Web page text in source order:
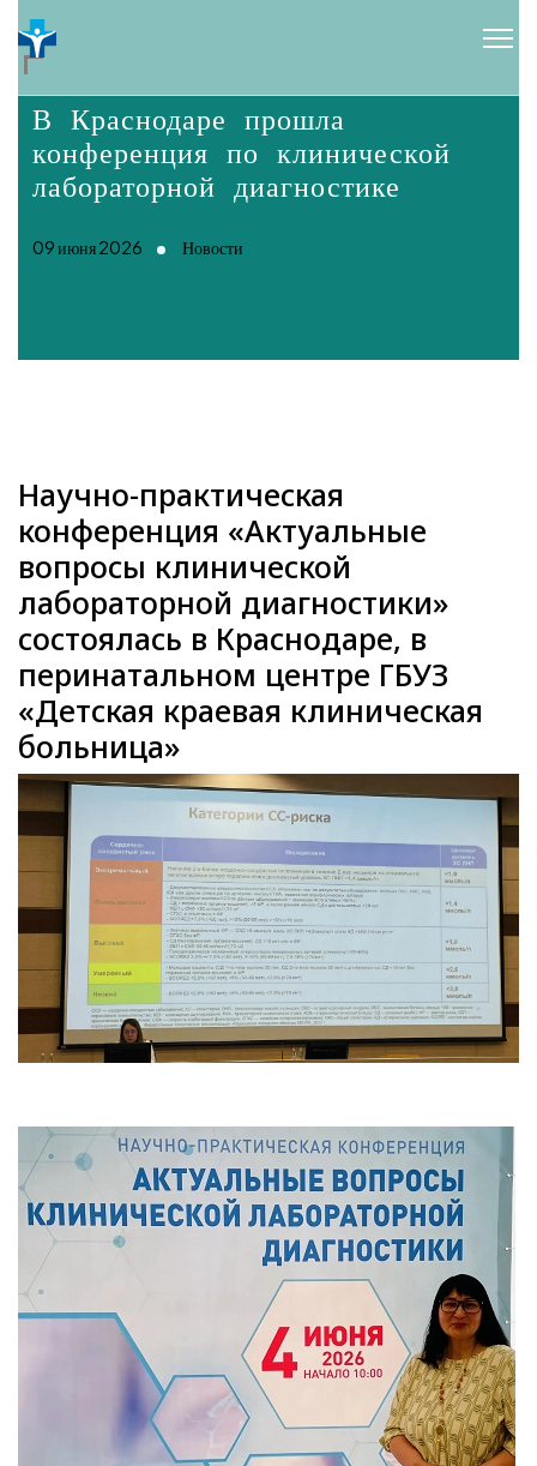
В Краснодаре прошла
конференция по клинической
лабораторной диагностике
09 июня 2026 Новости
Научно-практическая
конференция «Актуальные
вопросы клинической
лабораторной диагностики»
состоялась в Краснодаре, в
перинатальном центре ГБУЗ
«Детская краевая клиническая
больница»